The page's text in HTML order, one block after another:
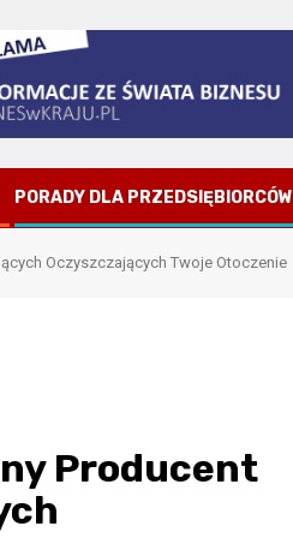
PORADY DLA PRZEDSIĘBIORCÓW
Oczyszczających Twoje Otoczenie
Producent